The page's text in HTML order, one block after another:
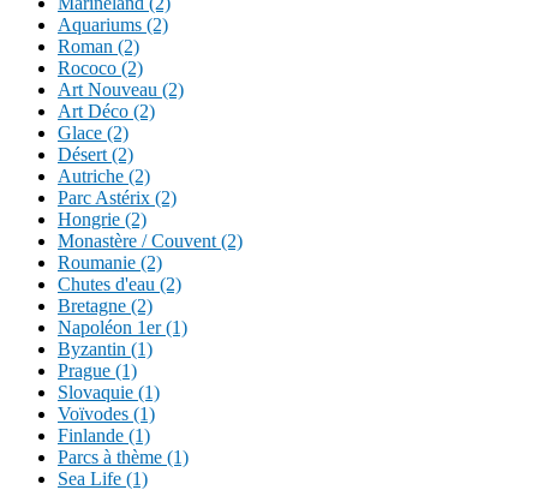
Aquariums (2)
Roman (2)
Rococo (2)
Art Nouveau (2)
Art Déco (2)
Glace (2)
Désert (2)
Autriche (2)
Parc Astérix (2)
Hongrie (2)
Monastère / Couvent (2)
Roumanie (2)
Chutes d'eau (2)
Bretagne (2)
Napoléon 1er (1)
Byzantin (1)
Prague (1)
Slovaquie (1)
Voïvodes (1)
Finlande (1)
Parcs à thème (1)
Sea Life (1)